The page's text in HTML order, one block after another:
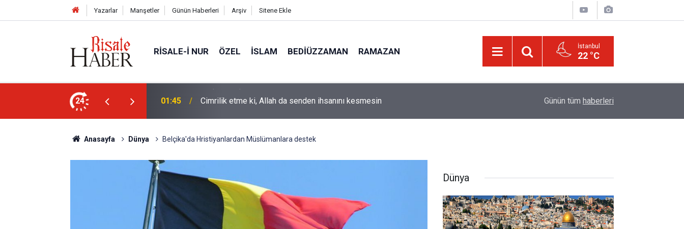
Yazarlar Manşetler Günün Haberleri Arşiv Sitene Ekle
RISALE-I NUR ÖZEL İSLAM BEDIÜZZAMAN RAMAZAN İstanbul
22 °C
24
bu kelime ile saadet-i ebediye müjdesine
01:45 Cimrilik etme ki, Allah da senden ihsanını kesmesin Bildirilmedi mi ki insan için, kendi çalıştığından
Günün tüm haberleri
Anasayfa Dünya Belçika'da Hristiyanlardan Müslümanlara destek
Dünya